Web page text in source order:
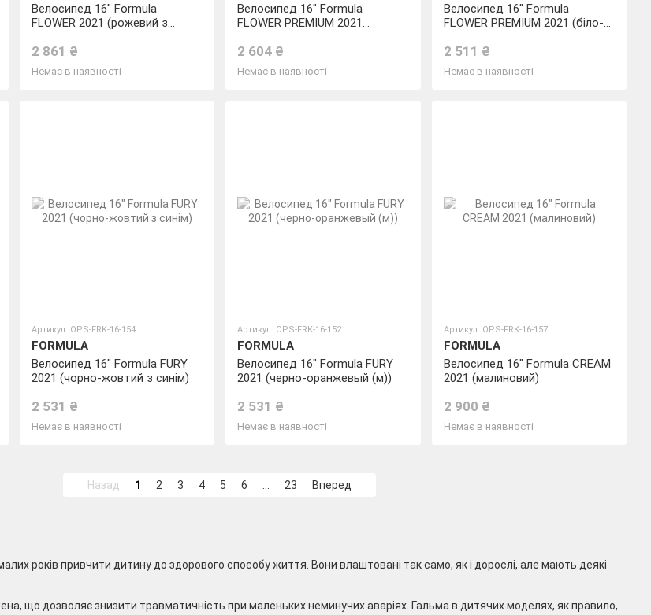
років привчити дитину до здорового способу життя. Вони влаштовані так само, як і дорослі, але мають деякі
що дозволяє знизити травматичність при маленьких неминучих аваріях. Гальма в дитячих моделях, як правило,
Велосипед 16" Formula
FLOWER 2021 (рожевий з
2 861 ₴
Немає в наявності
Велосипед 16" Formula
FLOWER PREMIUM 2021
2 604 ₴
Немає в наявності
Велосипед 16" Formula
FLOWER PREMIUM 2021 (біло-
2 511 ₴
Немає в наявності
Артикул: OPS-FRK-16-154
FORMULA
Велосипед 16" Formula FURY
2021 (чорно-жовтий з синім)
2 531 ₴
Немає в наявності
Артикул: OPS-FRK-16-152
FORMULA
Велосипед 16" Formula FURY
2021 (черно-оранжевый (м))
2 531 ₴
Немає в наявності
Артикул: OPS-FRK-16-157
FORMULA
Велосипед 16" Formula CREAM
2021 (малиновий)
2 900 ₴
Немає в наявності
Назад 1 2 3 4 5 6 23 Вперед